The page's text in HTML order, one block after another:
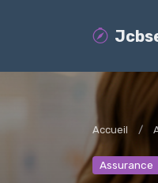
Accueil
Assurance